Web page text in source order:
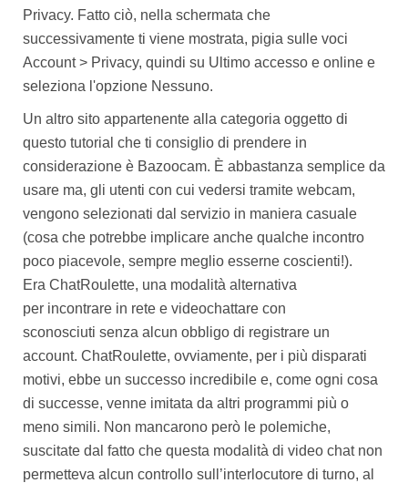
Privacy. Fatto ciò, nella schermata che
successivamente ti viene mostrata, pigia sulle voci
Account > Privacy, quindi su Ultimo accesso e online e
seleziona l'opzione Nessuno.
Un altro sito appartenente alla categoria oggetto di
questo tutorial che ti consiglio di prendere in
considerazione è Bazoocam. È abbastanza semplice da
usare ma, gli utenti con cui vedersi tramite webcam,
vengono selezionati dal servizio in maniera casuale
(cosa che potrebbe implicare anche qualche incontro
poco piacevole, sempre meglio esserne coscienti!).
Era ChatRoulette, una modalità alternativa
per incontrare in rete e videochattare con
sconosciuti senza alcun obbligo di registrare un
account. ChatRoulette, ovviamente, per i più disparati
motivi, ebbe un successo incredibile e, come ogni cosa
di successe, venne imitata da altri programmi più o
meno simili. Non mancarono però le polemiche,
suscitate dal fatto che questa modalità di video chat non
permetteva alcun controllo sull’interlocutore di turno, al